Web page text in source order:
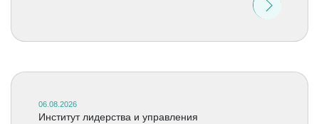
06.08.2026
Институт лидерства и управления